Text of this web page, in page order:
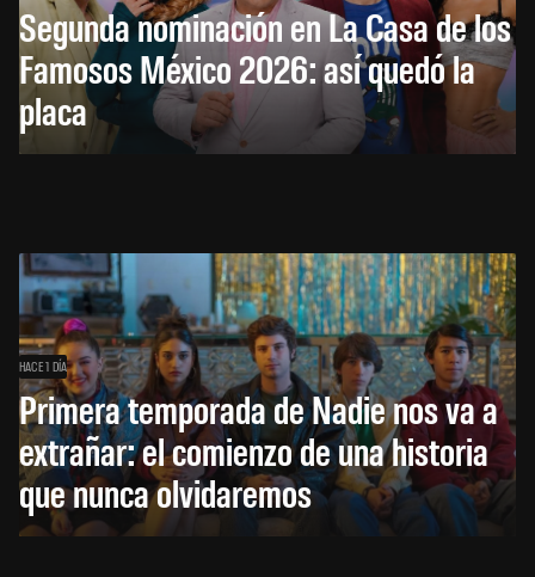
Segunda nominación en La Casa de los
Famosos México 2026: así quedó la
placa
HACE 1 DÍA
Primera temporada de Nadie nos va a
extrañar: el comienzo de una historia
que nunca olvidaremos